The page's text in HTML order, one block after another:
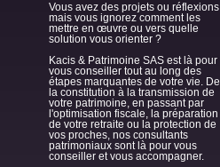
Vous avez des projets ou réflexions
mais vous ignorez comment les
mettre en œuvre ou vers quelle
solution vous orienter ?
Kacis & Patrimoine SAS est là pour
vous conseiller tout au long des
étapes marquantes de votre vie. De
la constitution à la transmission de
votre patrimoine, en passant par
l'optimisation fiscale, la préparation
de votre retraite ou la protection de
vos proches, nos consultants
patrimoniaux sont là pour vous
conseiller et vous accompagner.